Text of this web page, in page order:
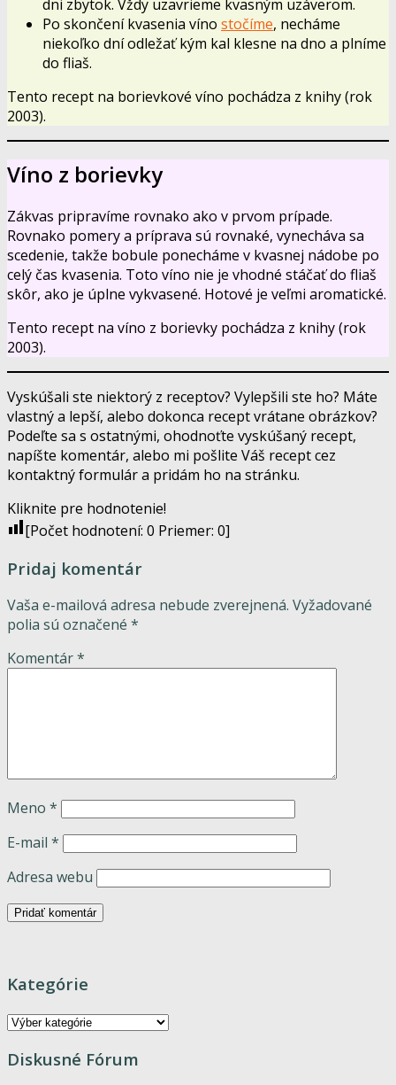
dni zbytok. Vždy uzavrieme kvasným uzáverom.
Po skončení kvasenia víno stočíme, necháme
niekoľko dní odležať kým kal klesne na dno a plníme
do fliaš.
Tento recept na borievkové víno pochádza z knihy (rok
2003).
Víno z borievky
Zákvas pripravíme rovnako ako v prvom prípade.
Rovnako pomery a príprava sú rovnaké, vynecháva sa
scedenie, takže bobule ponecháme v kvasnej nádobe po
celý čas kvasenia. Toto víno nie je vhodné stáčať do fliaš
skôr, ako je úplne vykvasené. Hotové je veľmi aromatické.
Tento recept na víno z borievky pochádza z knihy (rok
2003).
Vyskúšali ste niektorý z receptov? Vylepšili ste ho? Máte
vlastný a lepší, alebo dokonca recept vrátane obrázkov?
Podeľte sa s ostatnými, ohodnoťte vyskúšaný recept,
napíšte komentár, alebo mi pošlite Váš recept cez
kontaktný formulár a pridám ho na stránku.
Kliknite pre hodnotenie!
[Počet hodnotení: 0 Priemer: 0]
Pridaj komentár
Vaša e-mailová adresa nebude zverejnená. Vyžadované
polia sú označené *
Komentár*
Meno *
E-mail *
Adresa webu
Kategórie
Kategórie
Diskusné Fórum